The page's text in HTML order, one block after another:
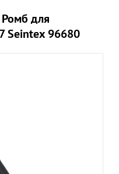
для
Seintex 96680